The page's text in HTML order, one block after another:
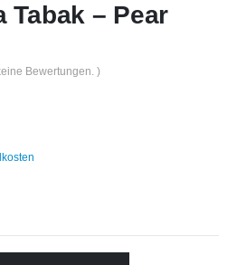
Tabak – Pear
Bewertungen. )